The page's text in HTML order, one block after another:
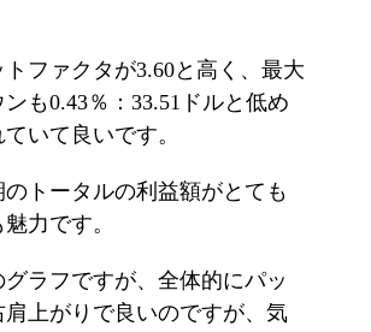
ファクタが3.60と高く、最大
ンも0.43％：33.51ドルと低め
いて良いです。
のトータルの利益額がとても
力です。
ラフですが、全体的にパッ
肩上がりで良いのですが、気